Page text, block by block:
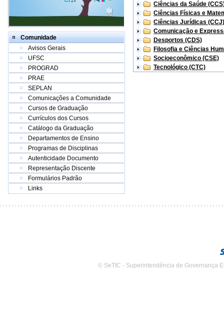
Comunidade
Avisos Gerais
UFSC
PROGRAD
PRAE
SEPLAN
Comunicações a Comunidade
Cursos de Graduação
Currículos dos Cursos
Catálogo da Graduação
Departamentos de Ensino
Programas de Disciplinas
Autenticidade Documento
Representação Discente
Formulários Padrão
Links
Ciências da Saúde
Ciências Físicas e
Ciências Jurídicas (CCJ)
Comunicação e
Desportos (CDS)
Filosofia e Ciências
Socioeconômico (CSE)
Tecnológico (CTC)
© SeTIC - Superintendência de Governança